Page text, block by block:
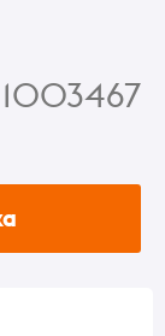
1003467